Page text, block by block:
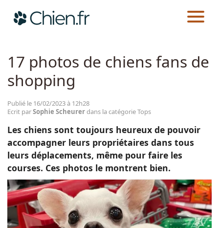
Guides
CHIEN.FR ACTUALITÉS
17 photos de chiens fans de
shopping
Publié le 16/02/2023 à 12h28
Ecrit parSophie Scheurerdans la catégorie Tops
Les chiens sont toujours heureux de pouvoir
accompagner leurs propriétaires dans tous
leurs déplacements, même pour faire les
courses. Ces photos le montrent bien.